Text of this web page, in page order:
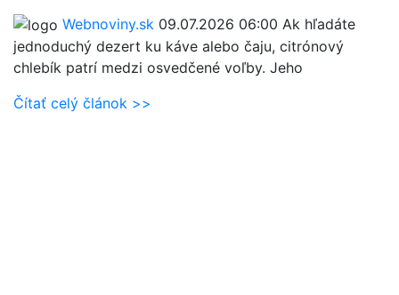
Webnoviny.sk 09.07.2026 06:00 Ak hľadáte
jednoduchý dezert ku káve alebo čaju, citrónový
chlebík patrí medzi osvedčené voľby. Jeho
Čítať celý článok >>